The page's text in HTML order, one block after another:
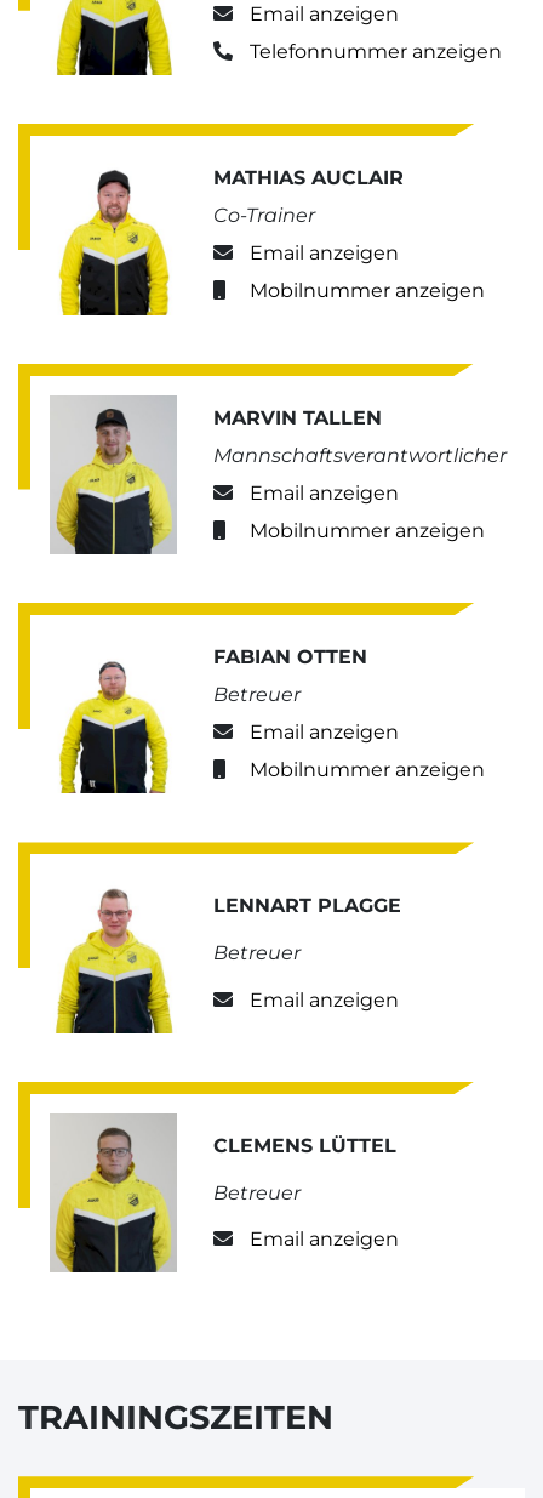
Email anzeigen
Telefonnummer anzeigen
MATHIAS AUCLAIR
Co-Trainer
Email anzeigen
Mobilnummer anzeigen
MARVIN TALLEN
Mannschaftsverantwortlicher
Email anzeigen
Mobilnummer anzeigen
FABIAN OTTEN
Betreuer
Email anzeigen
Mobilnummer anzeigen
LENNART PLAGGE
Betreuer
Email anzeigen
CLEMENS LÜTTEL
Betreuer
Email anzeigen
TRAININGSZEITEN